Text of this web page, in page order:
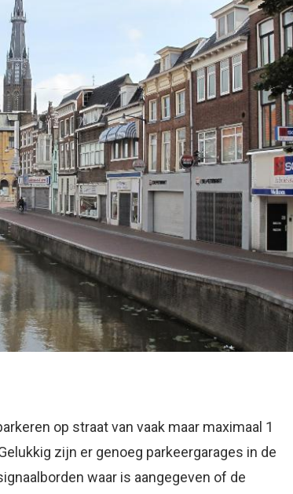
op straat van vaak maar maximaal 1
zijn er genoeg parkeergarages in de
waar is aangegeven of de